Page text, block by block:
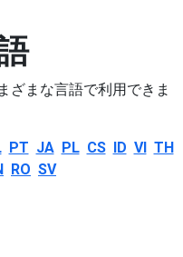
ざまな言語で利用できま
PT JA PL CS ID VI TH
RO SV